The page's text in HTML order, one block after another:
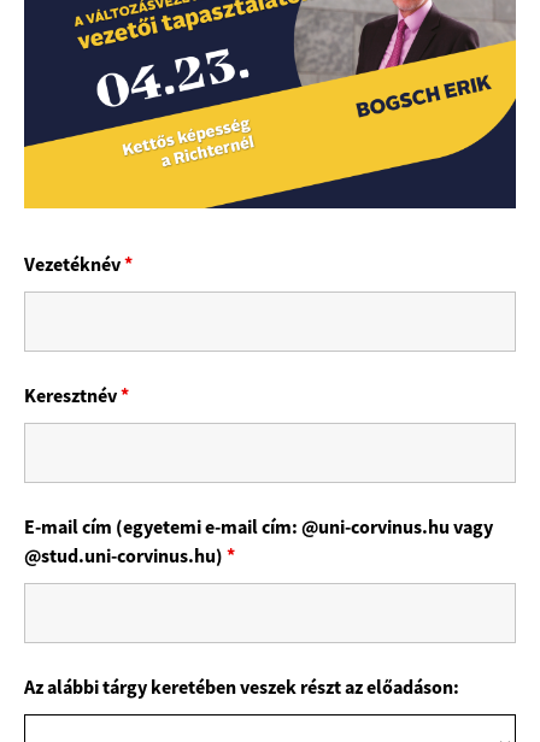
Vezetéknév*
Keresztnév*
E-mail cím (egyetemi e-mail cím: @uni-corvinus.hu vagy
@stud.uni-corvinus.hu)*
Az alábbi tárgy keretében veszek részt az előadáson: